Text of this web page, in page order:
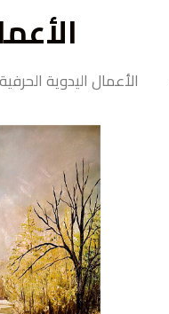
الأعمال اليدوية الحرفية